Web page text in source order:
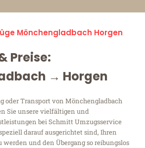
Mönchengladbach Horgen
Preise:
→ Horgen
oder Transport von Mönchengladbach
Sie unsere vielfältigen und
bei Schmitt Umzugsservice
darauf ausgerichtet sind, Ihren
werden und den Übergang so reibungslos